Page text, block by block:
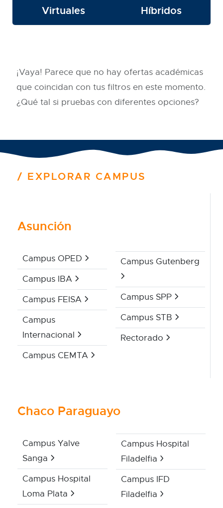
Virtuales Híbridos
¡Vaya! Parece que no hay ofertas académicas
que coincidan con tus filtros en este momento.
¿Qué tal si pruebas con diferentes opciones?
EXPLORAR CAMPUS
Asunción
Campus OPED
Campus IBA
Campus FEISA
Campus
Internacional
Campus CEMTA
Campus Gutenberg
Campus SPP
Campus STB
Rectorado
Chaco Paraguayo
Campus Yalve
Sanga
Campus Hospital
Loma Plata
Campus Hospital
Filadelfia
Campus IFD
Filadelfia